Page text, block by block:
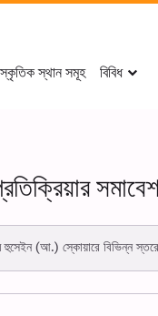
স্থান সমূহ বিবিধ
(আ.) স্কোয়ারে বিভিন্ন